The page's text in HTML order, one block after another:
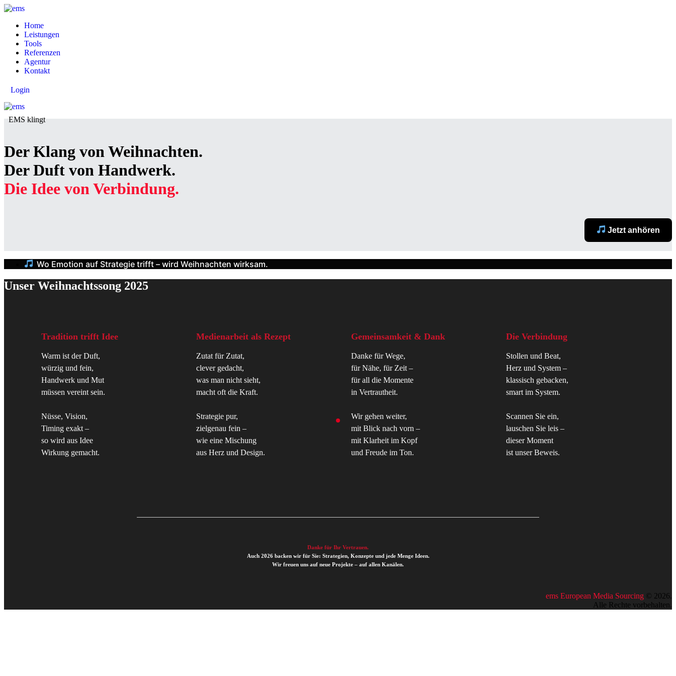
Home
Leistungen
Tools
Referenzen
Agentur
Kontakt
Login
EMS klingt
Der Klang von Weihnachten.
Der Duft von Handwerk.
Die Idee von Verbindung.
Jetzt anhören
Wo Emotion auf Strategie trifft – wird Weihnachten wirksam.
Unser Weihnachtssong 2025
Tradition trifft Idee
Warm ist der Duft,
würzig und fein,
Handwerk und Mut
müssen vereint sein.
Nüsse, Vision,
Timing exakt –
so wird aus Idee
Wirkung gemacht.
Medienarbeit als Rezept
Zutat für Zutat,
clever gedacht,
was man nicht sieht,
macht oft die Kraft.
Strategie pur,
zielgenau fein –
wie eine Mischung
aus Herz und Design.
Gemeinsamkeit & Dank
Danke für Wege,
für Nähe, für Zeit –
für all die Momente
in Vertrautheit.
Wir gehen weiter,
mit Blick nach vorn –
mit Klarheit im Kopf
und Freude im Ton.
Die Verbindung
Stollen und Beat,
Herz und System –
klassisch gebacken,
smart im System.
Scannen Sie ein,
lauschen Sie leis –
dieser Moment
ist unser Beweis.
Danke für Ihr Vertrauen.
Auch 2026 backen wir für Sie: Strategien, Konzepte und jede Menge Ideen.
Wir freuen uns auf neue Projekte – auf allen Kanälen.
ems European Media Sourcing © 2026.
Alle Rechte vorbehalten.